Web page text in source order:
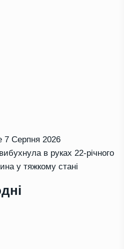
7 Серпня 2026
в руках 22-річного
у тяжкому стані